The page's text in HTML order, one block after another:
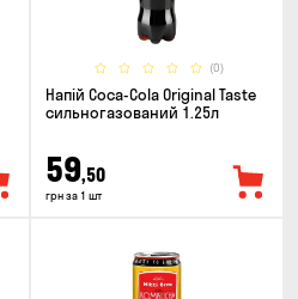
(0)
Напій Coca-Cola Original Taste
сильногазований 1.25л
59,50
грн за 1 шт